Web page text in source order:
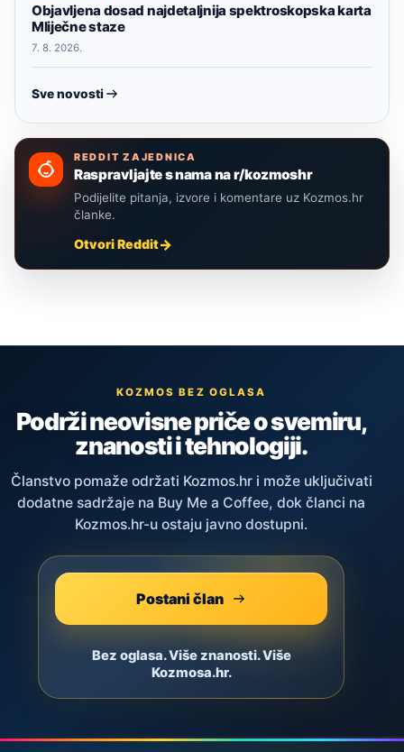
Objavljena dosad najdetaljnija spektroskopska karta
Mliječne staze
7. 8. 2026.
Sve novosti
REDDIT ZAJEDNICA
Raspravljajte s nama na r/kozmoshr
Podijelite pitanja, izvore i komentare uz Kozmos.hr
članke.
Otvori Reddit
KOZMOS BEZ OGLASA
Podrži neovisne priče o svemiru,
znanosti i tehnologiji.
Članstvo pomaže održati Kozmos.hr i može uključivati
dodatne sadržaje na Buy Me a Coffee, dok članci na
Kozmos.hr-u ostaju javno dostupni.
Postani član
Bez oglasa. Više znanosti. Više
Kozmosa.hr.